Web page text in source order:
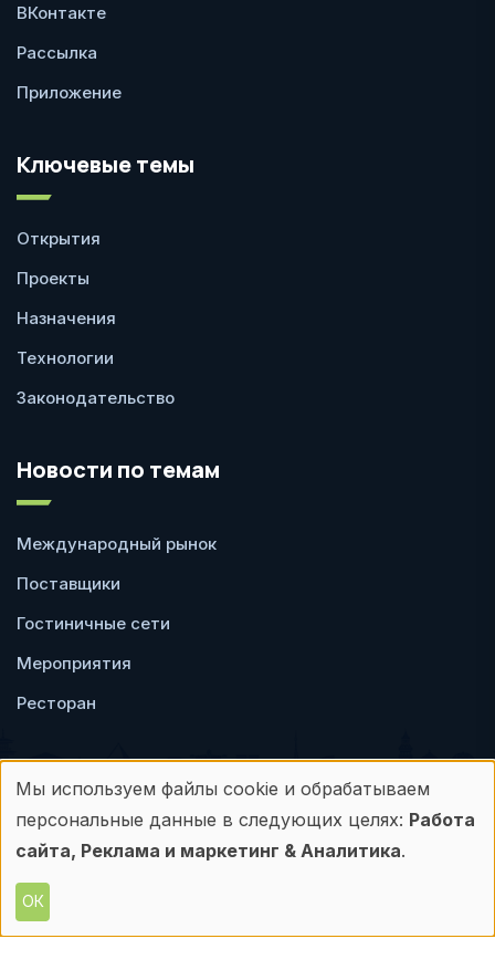
ВКонтакте
Рассылка
Приложение
Ключевые темы
Открытия
Проекты
Назначения
Технологии
Законодательство
Новости по темам
Международный рынок
Поставщики
Гостиничные сети
Мероприятия
Ресторан
Пользовательское
соглашение
Политика
конфиденциальности
Любое использование материалов с данного
Использование
персональных
данных
и
Мы используем файлы cookie и обрабатываем
персональные данные в следующих целях: Работа
сайта, Реклама и маркетинг & Аналитика.
ОК